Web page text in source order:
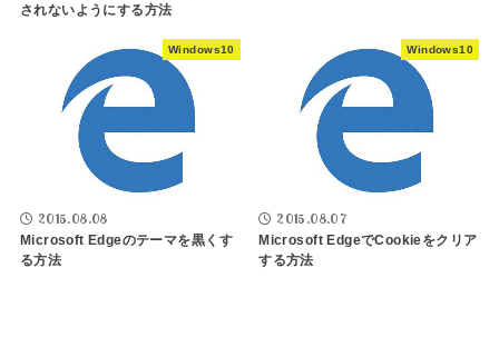
されないようにする方法
Windows10
2015.08.08
Microsoft Edgeのテーマを黒くす
る方法
Windows10
2015.08.07
Microsoft EdgeでCookieをクリア
する方法